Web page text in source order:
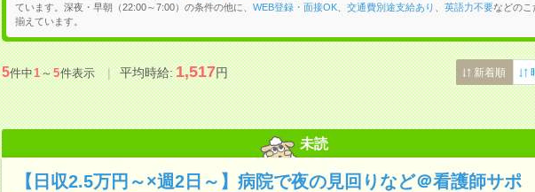
ています。深夜・早朝（22:00～7:00）の条件の他に、 WEB登録・面接OK、 交通費別途支給あり 英語力不要などのこ
揃えています。
5件中1～5件表示 平均時給:1,517円 新着順
未読
【日収2.5万円～×週2日～】病院で夜の見回りなど＠看護師サポ